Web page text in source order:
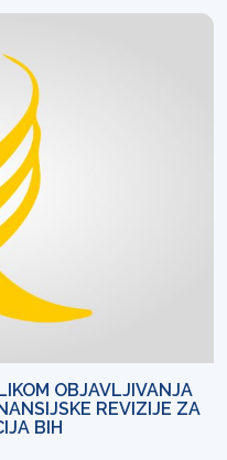
OBJAVLJIVANJA
REVIZIJE ZA
BIH